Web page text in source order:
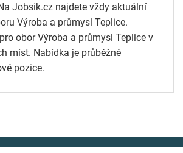
Jobsik.cz najdete vždy aktuální
Výroba a průmysl Teplice.
obor Výroba a průmysl Teplice v
míst. Nabídka je průběžně
pozice.